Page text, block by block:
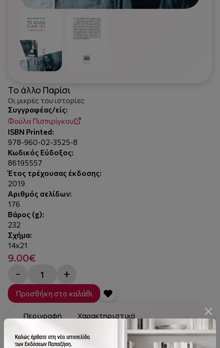
Το άλλο Παρίσι
Οι μικρές του ιστορίες
Συγγραφέας/είς:
Φούλα Πισπιρίγκου
ISBN Printed:
978-960-02-3525-8
Κωδικός Εύδοξος:
86195557
Έτος τρέχουσας έκδοσης:
2019
Αριθμός σελίδων:
176
Βάρος (g):
232
Σχήμα:
14x21
9.00€
- +
Προσθήκη στο καλάθι
Περιγραφή Χαρακτηριστικά
Τα όνειρα ξέβαψαν μες στη συνεχή βροχή της πόλης